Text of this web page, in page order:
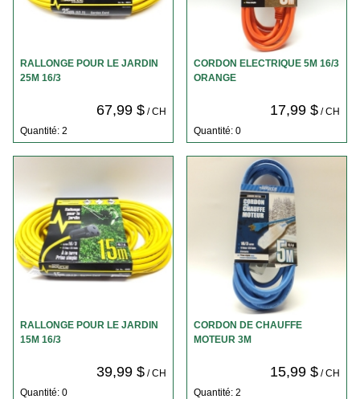
RALLONGE POUR LE JARDIN
25M 16/3
67,99 $/ CH
Quantité: 2
CORDON ELECTRIQUE 5M 16/3
ORANGE
17,99 $/ CH
Quantité: 0
RALLONGE POUR LE JARDIN
15M 16/3
39,99 $/ CH
Quantité: 0
CORDON DE CHAUFFE
MOTEUR 3M
15,99 $/ CH
Quantité: 2